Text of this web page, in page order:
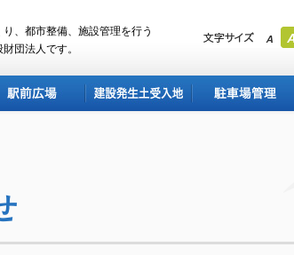
、都市整備、施設管理を行う
団法人です。